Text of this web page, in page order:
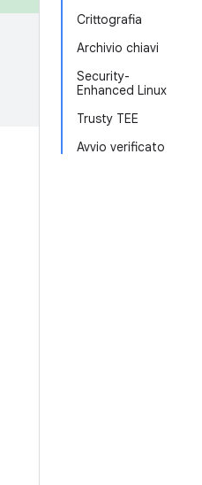
Crittografia
Archivio chiavi
Security-
Enhanced Linux
Trusty TEE
Avvio verificato